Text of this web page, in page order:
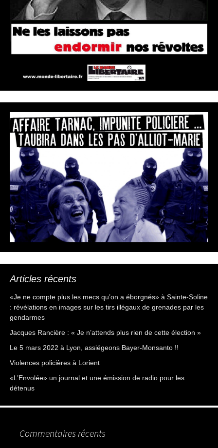
Articles récents
«Je ne compte plus les mecs qu’on a éborgnés» à Sainte-Soline
: révélations en images sur les tirs illégaux de grenades par les
gendarmes
Jacques Rancière : « Je n’attends plus rien de cette élection »
Le 5 mars 2022 à Lyon, assiégeons Bayer-Monsanto !!
Violences policières à Lorient
«L’Envolée» un journal et une émission de radio pour les
détenus
Commentaires récents